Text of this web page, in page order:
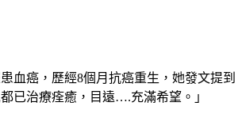
血癌，歷經8個月抗癌重生，她發文提到
已治療痊癒，目遠….充滿希望。」